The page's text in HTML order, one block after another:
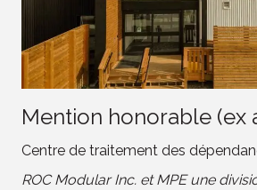
Mention honorable (ex
Centre de traitement des
ROC Modular Inc. et MPE une